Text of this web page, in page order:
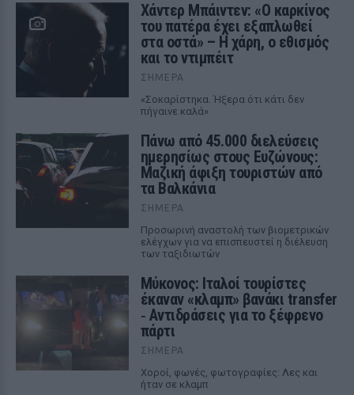
Χάντερ Μπάιντεν: «Ο καρκίνος
του πατέρα έχει εξαπλωθεί
στα οστά» – Η χάρη, ο εθισμός
και το ντιμπέιτ
ΣΉΜΕΡΑ
«Σοκαρίστηκα. Ήξερα ότι κάτι δεν
πήγαινε καλά»
Πάνω από 45.000 διελεύσεις
ημερησίως στους Ευζώνους:
Μαζική άφιξη τουριστών από
τα Βαλκάνια
ΣΉΜΕΡΑ
Προσωρινή αναστολή των βιομετρικών
ελέγχων για να επισπευστεί η διέλευση
των ταξιδιωτών
Μύκονος: Ιταλοί τουρίστες
έκαναν «κλαμπ» βανάκι transfer
‑ Αντιδράσεις για το ξέφρενο
πάρτι
ΣΉΜΕΡΑ
Χοροί, φωνές, φωτογραφίες: Λες και
ήταν σε κλαμπ